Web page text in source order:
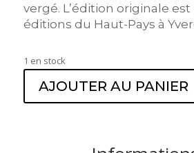
vergé. L’édition originale
éditions du Haut-Pays à
1 en stock
AJOUTER AU PANIER